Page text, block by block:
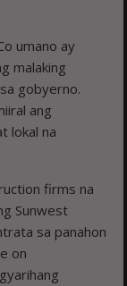
umano ay
malaking
gobyerno.
ang
lokal na
firms na
Sunwest
sa panahon
on